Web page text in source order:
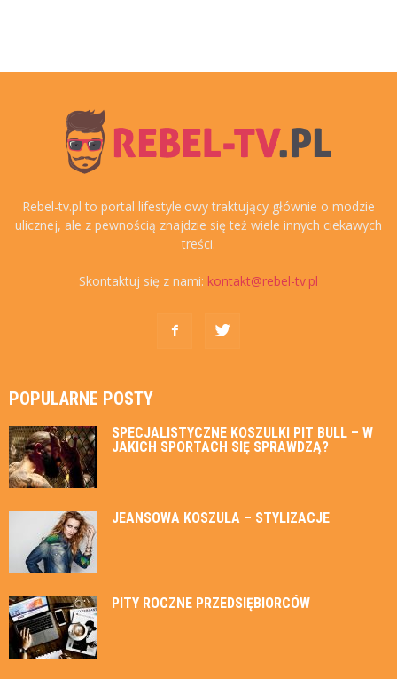
Rebel-tv.pl to portal lifestyle'owy traktujący głównie o modzie
ulicznej, ale z pewnością znajdzie się też wiele innych ciekawych
treści.
Skontaktuj się z nami: kontakt@rebel-tv.pl
POPULARNE POSTY
SPECJALISTYCZNE KOSZULKI PIT BULL – W
JAKICH SPORTACH SIĘ SPRAWDZĄ?
JEANSOWA KOSZULA – STYLIZACJE
PITY ROCZNE PRZEDSIĘBIORCÓW